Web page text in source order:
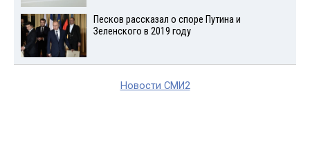
Песков рассказал о споре Путина и
Зеленского в 2019 году
Новости СМИ2